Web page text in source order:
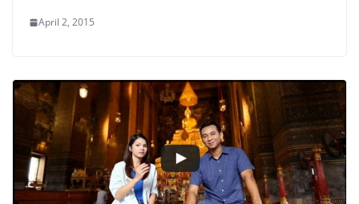
April 2, 2015